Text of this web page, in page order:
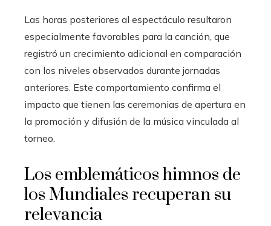
Las horas posteriores al espectáculo resultaron
especialmente favorables para la canción, que
registró un crecimiento adicional en comparación
con los niveles observados durante jornadas
anteriores. Este comportamiento confirma el
impacto que tienen las ceremonias de apertura en
la promoción y difusión de la música vinculada al
torneo.
Los emblemáticos himnos de
los Mundiales recuperan su
relevancia